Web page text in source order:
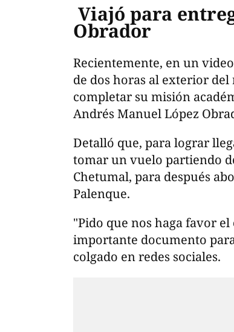
Viajó para
Obrador
Recientemente, en un
de dos horas al exterior
completar su misión
Andrés Manuel López
Detalló que, para lograr
tomar un vuelo partiendo
Chetumal, para después
Palenque.
"Pido que nos haga favor
importante documento
colgado en redes sociales.